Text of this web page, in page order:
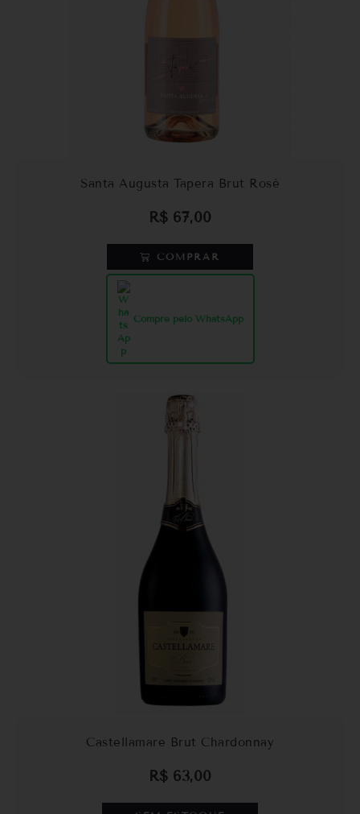
Santa Augusta Tapera Brut Rosé
R$ 67,00
COMPRAR
Compre pelo WhatsApp
Castellamare Brut Chardonnay
R$ 63,00